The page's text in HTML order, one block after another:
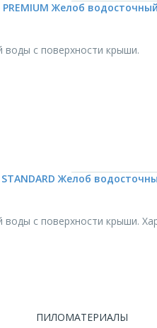
ПИЛОМАТЕРИАЛЫ
PREMIUM Желоб
с поверхности крыши.
STANDARD Желоб
с поверхности крыши.